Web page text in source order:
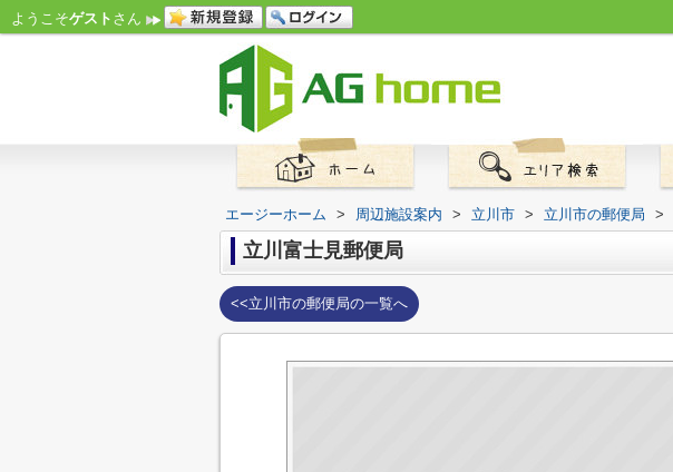
ようこそゲスト さん
エージーホーム > 周辺施設案内 > 立川市 > 立川市の郵便局 >
立川富士見郵便局
<<立川市の郵便局の一覧へ